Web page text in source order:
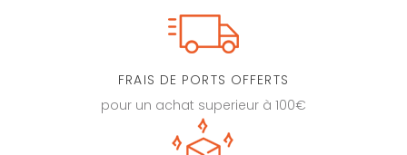
FRAIS DE PORTS OFFERTS
pour un achat superieur à 100€